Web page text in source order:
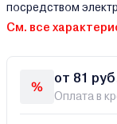
посредством
См. все
от 81
Оплата в